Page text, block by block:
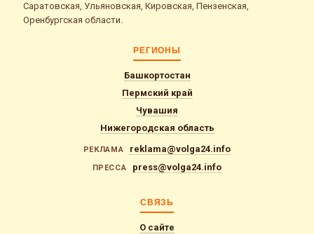
Саратовская, Ульяновская, Кировская, Пензенская,
Оренбургская области.
РЕГИОНЫ
Башкортостан
Пермский край
Чувашия
Нижегородская область
РЕКЛАМА reklama@volga24.info
ПРЕССА press@volga24.info
СВЯЗЬ
О сайте